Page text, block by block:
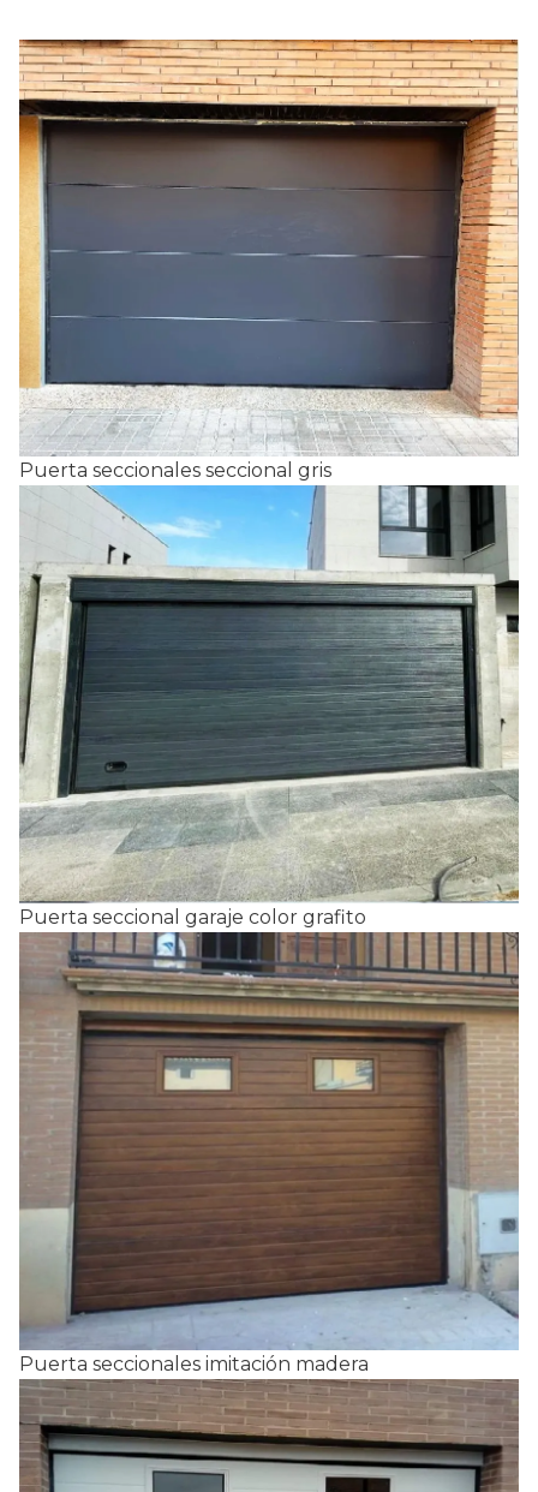
Puerta seccionales seccional gris
Puerta seccional garaje color grafito
Puerta seccionales imitación madera